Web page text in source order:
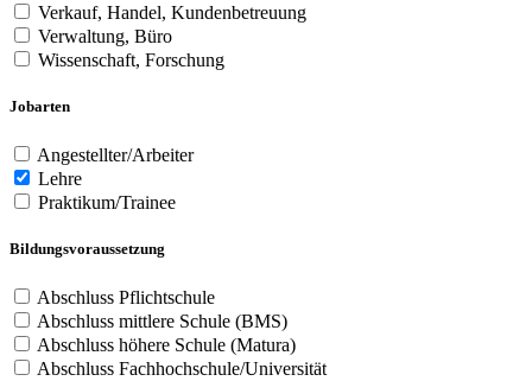
Verkauf, Handel, Kundenbetreuung
Verwaltung, Büro
Wissenschaft, Forschung
Jobarten
Angestellter/Arbeiter
Lehre
Praktikum/Trainee
Bildungsvoraussetzung
Abschluss Pflichtschule
Abschluss mittlere Schule (BMS)
Abschluss höhere Schule (Matura)
Abschluss Fachhochschule/Universität